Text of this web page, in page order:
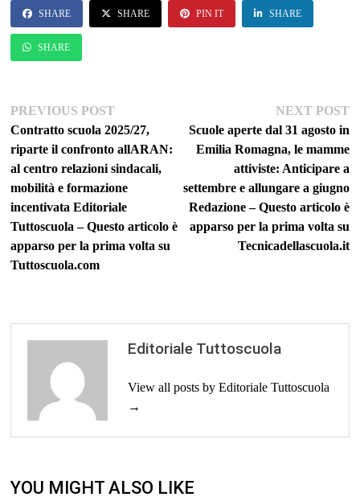
SHARE SHARE PIN IT SHARE
SHARE
Navigazione
articoli
PREVIOUS POSTPrevious
post:
Contratto scuola 2025/27,
riparte il confronto allARAN:
al centro relazioni sindacali,
mobilità e formazione
incentivata Editoriale
Tuttoscuola – Questo articolo è
apparso per la prima volta su
Tuttoscuola.com
NEXT POST
Scuole aperte dal 31 agosto in
Emilia Romagna, le mamme
attiviste: Anticipare a
settembre e allungare a giugno
Redazione – Questo articolo è
apparso per la prima volta su
Tecnicadellascuola.it
Editoriale Tuttoscuola
View all posts by Editoriale Tuttoscuola
→
YOU MIGHT ALSO LIKE